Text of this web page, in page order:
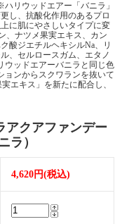
リウッドエアー「バニラ」
し、抗酸化作用のあるプロ
に肌にやさしいタイプに変
、ナツメ果実エキス、カン
酸ジエチルヘキシルNa、リ
、セルロースガム、エタノ
ウッドエアーバニラと同じ色
ョンからスクワランを抜いて
エキス」を新たに配合し、
アクアファンデー
ラ）
4,620円(税込)